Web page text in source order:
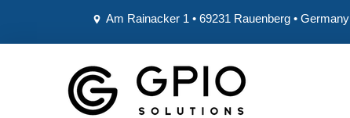
Am Rainacker 1 • 69231 Rauenberg • Germany